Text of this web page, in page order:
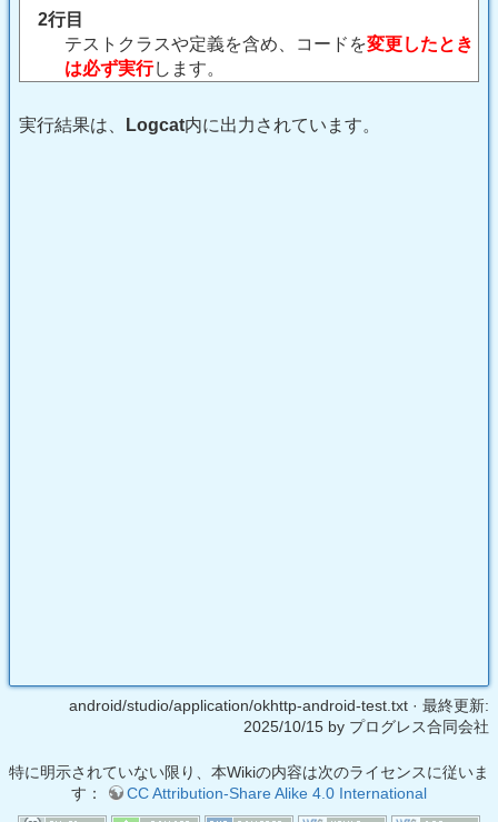
2行目
テストクラスや定義を含め、コードを変更したとき
は必ず実行します。
実行結果は、 Logcat内に出力されています。
android/studio/application/okhttp-android-test.txt · 最終更新:
2025/10/15 by プログレス合同会社
特に明示されていない限り、本Wikiの内容は次のライセンスに従いま
す：
CC Attribution-Share Alike 4.0 International